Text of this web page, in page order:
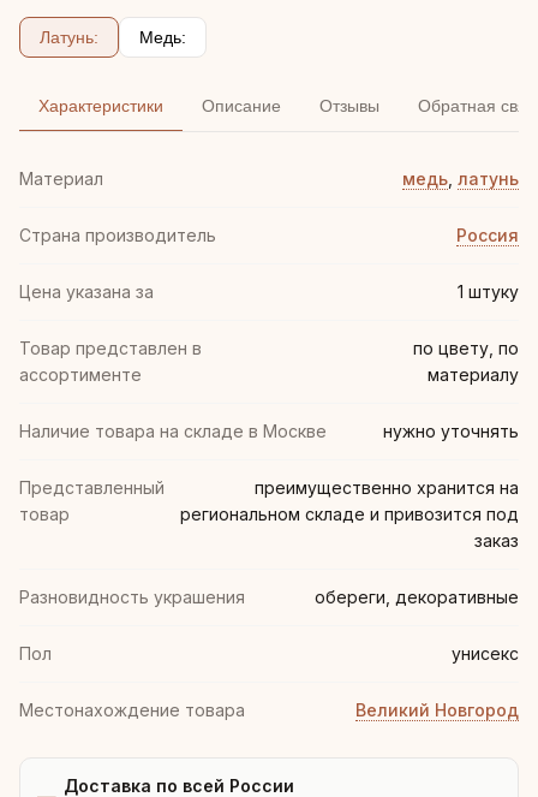
Латунь: Медь:
Характеристики Описание Отзывы Обратная
Материал медь латунь
Страна производитель Россия
Цена указана за 1 штуку
Товар представлен в
ассортименте
по цвету, по
материалу
Наличие товара на складе в Москве нужно уточнять
Представленный
товар
преимущественно хранится на
региональном складе и привозится под
заказ
Разновидность украшения обереги, декоративные
Пол унисекс
Местонахождение товара Великий Новгород
Доставка по всей России